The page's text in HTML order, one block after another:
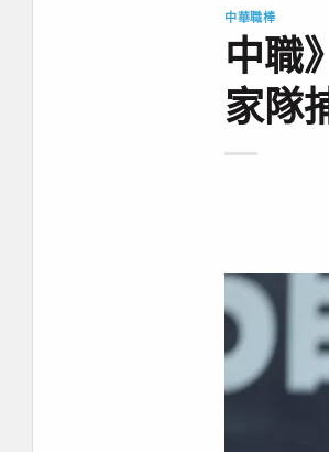
中華職棒
中職
家隊